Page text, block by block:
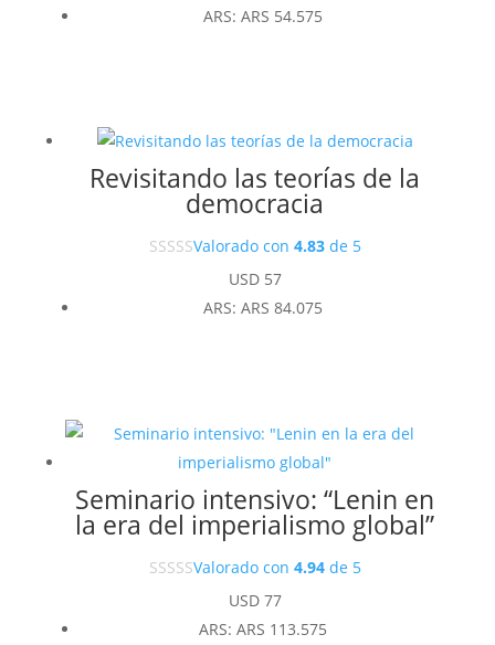
ARS: ARS 54.575
Revisitando las teorías de la
democracia
Valorado con 4.83de 5
USD57
ARS: ARS 84.075
Seminario intensivo: “Lenin en
la era del imperialismo global”
Valorado con 4.94de 5
USD77
ARS: ARS 113.575